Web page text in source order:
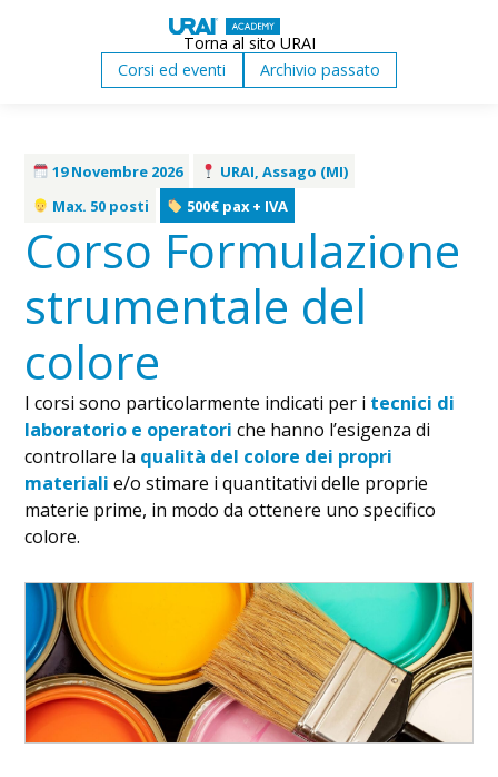
Torna al sito URAI
Corsi ed eventi
Archivio passato
19 Novembre 2026
URAI, Assago (MI)
Max. 50 posti
500€ pax + IVA
Corso Formulazione
strumentale del
colore
I corsi sono particolarmente indicati per i tecnici di
laboratorio e operatori che hanno l’esigenza di
controllare la qualità del colore dei propri
materiali e/o stimare i quantitativi delle proprie
materie prime, in modo da ottenere uno specifico
colore.